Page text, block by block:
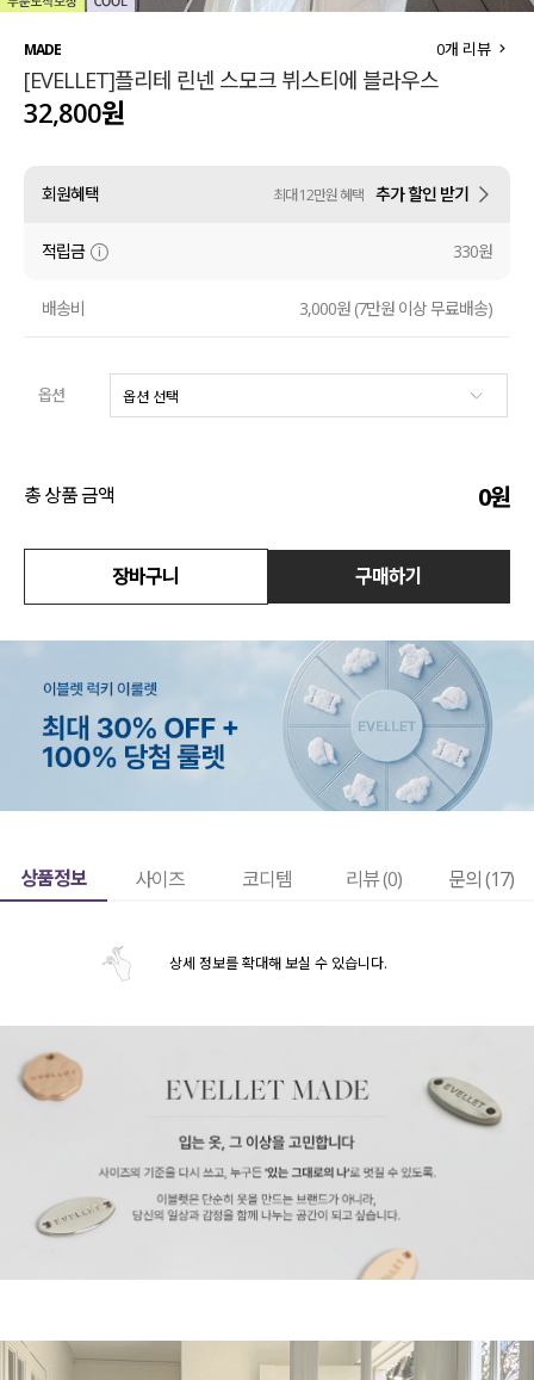
티셔츠
셔츠
원피스
니트
언더웨어
MADE
[EVELLET]플리테 린넨 스모크 뷔스티에 블라우스
0개 리뷰
32,800원
회원혜택 최대 12만원 혜택 추가 할인 받기
적립금 330원
배송비 3,000원 (7만원 이상 무료배송)
옵션
총 상품 금액 0원
장바구니 구매하기
상품정보 사이즈 코디템 리뷰 (0) 문의 (17)
상세 정보를 확대해 보실 수 있습니다.